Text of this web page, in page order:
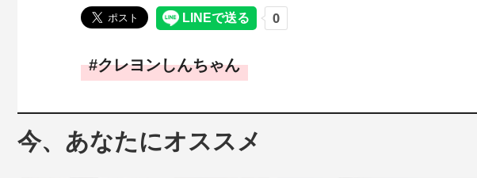
クレヨンしんちゃん
今、あなたにオススメ